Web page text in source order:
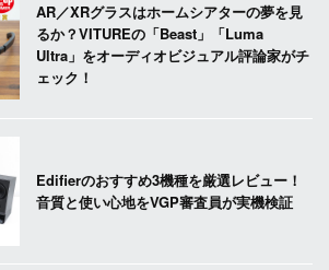
AR／XRグラスはホームシアターの夢を見
るか？VITUREの「Beast」「Luma
Ultra」をオーディオビジュアル評論家がチ
ェック！
Edifierのおすすめ3機種を厳選レビュー！
音質と使い心地をVGP審査員が実機検証